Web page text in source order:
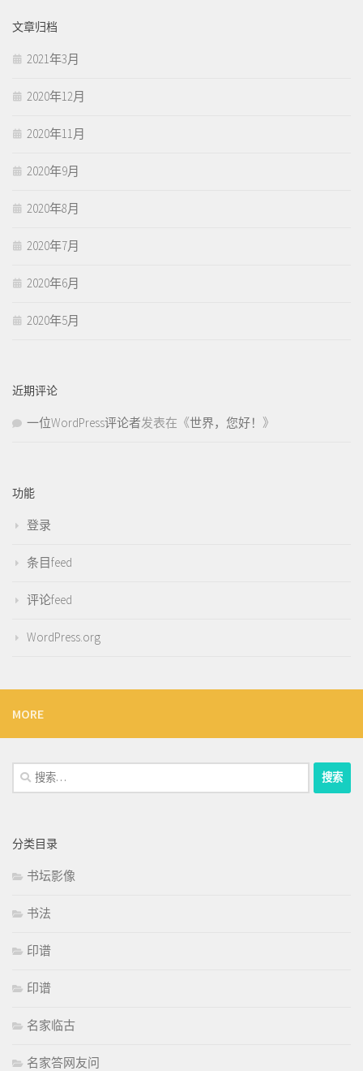
文章归档
2021年3月
2020年12月
2020年11月
2020年9月
2020年8月
2020年7月
2020年6月
2020年5月
近期评论
一位WordPress评论者发表在《世界，您好！ 》
功能
登录
条目feed
评论feed
WordPress.org
MORE
搜
索：
分类目录
书坛影像
书法
印谱
印谱
名家临古
名家答网友问